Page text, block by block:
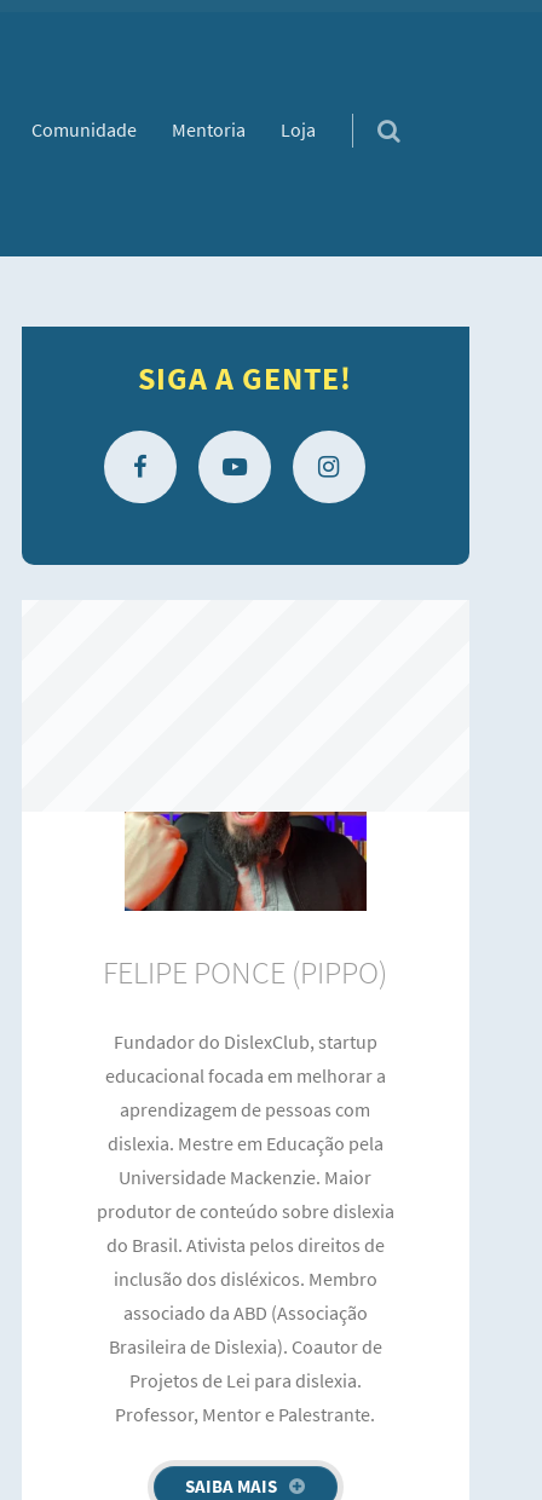
Comunidade Mentoria Loja
SIGA A GENTE!
FELIPE PONCE (PIPPO)
Fundador do DislexClub, startup
educacional focada em melhorar a
aprendizagem de pessoas com
dislexia. Mestre em Educação pela
Universidade Mackenzie. Maior
produtor de conteúdo sobre dislexia
do Brasil. Ativista pelos direitos de
inclusão dos disléxicos. Membro
associado da ABD (Associação
Brasileira de Dislexia). Coautor de
Projetos de Lei para dislexia.
Professor, Mentor e Palestrante.
SAIBA MAIS